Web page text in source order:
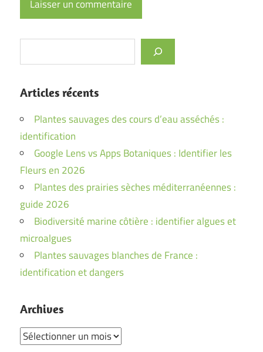
Articles récents
Plantes sauvages des cours d’eau asséchés :
identification
Google Lens vs Apps Botaniques : Identifier les
Fleurs en 2026
Plantes des prairies sèches méditerranéennes :
guide 2026
Biodiversité marine côtière : identifier algues et
microalgues
Plantes sauvages blanches de France :
identification et dangers
Archives
Archives